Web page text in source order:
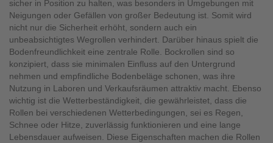
sicher in Position zu halten, was besonders in Umgebungen mit
Neigungen oder Gefällen von großer Bedeutung ist. Somit wird
nicht nur die Sicherheit erhöht, sondern auch ein
unbeabsichtigtes Wegrollen verhindert. Darüber hinaus spielt die
Bodenfreundlichkeit eine zentrale Rolle. Bockrollen sind so
konzipiert, dass sie minimalen Einfluss auf den Untergrund
nehmen und empfindliche Bodenbeläge schonen, was ihre
Nutzung in Laboren und Verkaufsräumen attraktiv macht. Ebenso
wichtig ist die Wetterbeständigkeit, die gewährleistet, dass die
Rollen bei verschiedenen Wetterbedingungen, sei es Regen,
Schnee oder Hitze, zuverlässig funktionieren und eine lange
Lebensdauer aufweisen. Diese Eigenschaften machen die Rollen